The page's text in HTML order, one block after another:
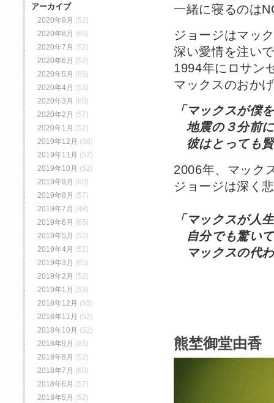
一緒に寝るのは
ジョージはマッ
深い愛情を注い
1994年にロサン
マックスのおか
「マックスが僕
地震の３分前
彼はとっても
2006年、マック
ジョージは深く
「マックスが人
自分でも驚い
マックスの代
熊埜御堂由香
アーカイブ
2020年9月 (52)
2020年8月 (65)
2020年7月 (52)
2020年6月 (52)
2020年5月 (65)
2020年4月 (53)
2020年3月 (60)
2020年2月 (57)
2020年1月 (52)
2019年12月 (60)
2019年11月 (57)
2019年10月 (52)
2019年9月 (60)
2019年8月 (57)
2019年7月 (48)
2019年6月 (65)
2019年5月 (52)
2019年4月 (52)
2019年3月 (65)
2019年2月 (52)
2019年1月 (53)
2018年12月 (65)
2018年11月 (52)
2018年10月 (52)
2018年9月 (65)
2018年8月 (52)
2018年7月 (60)
2018年6月 (57)
2018年5月 (52)